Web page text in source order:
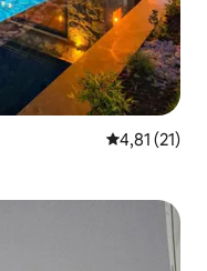
Note
4,81 (21)